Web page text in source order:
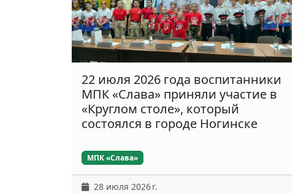
22 июля 2026 года воспитанники
МПК «Слава» приняли участие в
«Круглом столе», который
состоялся в городе Ногинске
МПК «Слава»
28 июля 2026 г.